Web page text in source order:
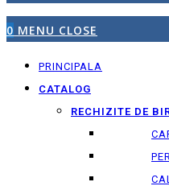
0 MENU CLOSE
PRINCIPALA
CATALOG
RECHIZITE DE